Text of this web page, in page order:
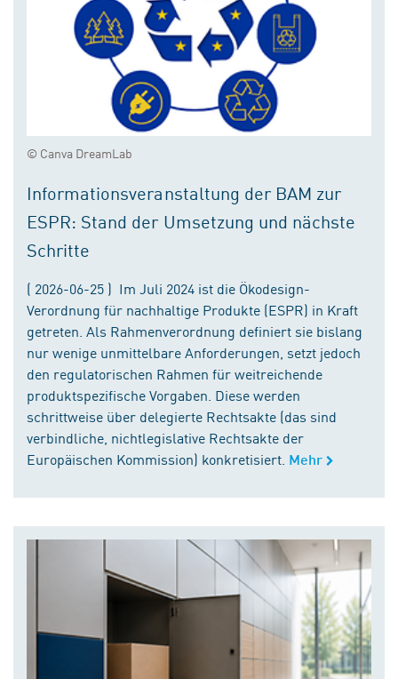
© Canva DreamLab
Informationsveranstaltung der BAM zur
ESPR: Stand der Umsetzung und nächste
Schritte
( 2026-06-25 ) Im Juli 2024 ist die Ökodesign-
Verordnung für nachhaltige Produkte (ESPR) in Kraft
getreten. Als Rahmenverordnung definiert sie bislang
nur wenige unmittelbare Anforderungen, setzt jedoch
den regulatorischen Rahmen für weitreichende
produktspezifische Vorgaben. Diese werden
schrittweise über delegierte Rechtsakte (das sind
verbindliche, nichtlegislative Rechtsakte der
Europäischen Kommission) konkretisiert. Mehr